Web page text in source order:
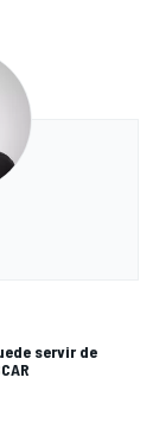
servir de